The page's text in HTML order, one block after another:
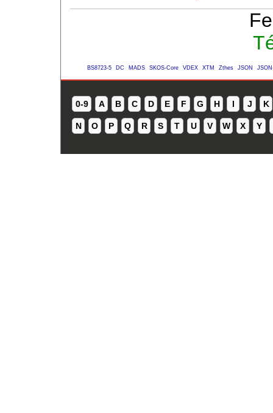
BS8723-5 DC MADS SKOS-Core VDEX XTM Zthes JSON
0-9 A B C D E F G H I J K
N O P Q R S T U V W X Y